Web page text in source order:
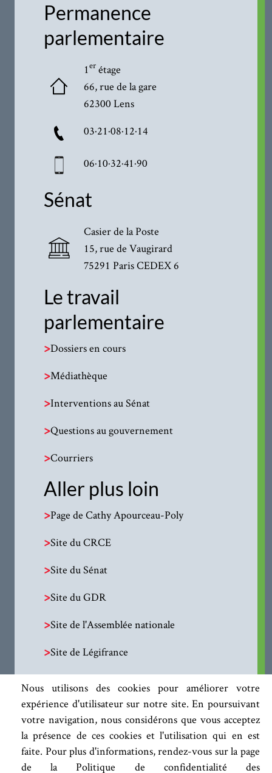
Nous utilisons des cookies pour améliorer votre
expérience d'utilisateur sur notre site. En poursuivant
votre navigation, nous considérons que vous acceptez
la présence de ces cookies et l'utilisation qui en est
faite. Pour plus d'informations, rendez-vous sur la page
de la Politique de confidentialité des
Permanence
parlementaire
1erétage
66, rue de la gare
62300 Lens
03·21·08·12·14
06·10·32·41·90
Sénat
Casier de la Poste
15, rue de Vaugirard
75291 Paris CEDEX 6
Le travail
parlementaire
>Dossiers en cours
>Médiathèque
>Interventions au Sénat
>Questions au gouvernement
>Courriers
Aller plus loin
>Page de Cathy Apourceau-Poly
>Site du CRCE
>Site du Sénat
>Site du GDR
>Site de l'Assemblée nationale
>Site de Légifrance